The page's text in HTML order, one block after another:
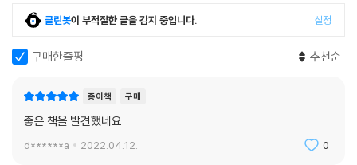
어갈 수 있는 광대한 식물의 왕국”에(147면) 발을 들인 것이다. 모든 생명
이 저마다의 목적으로 충만한 세계, 인간의 문명이 무용해지는 세계, 철저
하게 자연의 리듬에 따라 살아가는 세계에 나는 압도당하고 거기서 만난
여인과 사랑에 빠진다. 태양 아래 아무 거리낄 것 없는 삶에서 드문 행복을
과, 자연과 하나가 되어 살아갈 것을 꿈꾼다. 그러나 그 꿈은 남편을 찾아내
일상으로 복귀시키려는 아내 루스의 계획으로 좌절되는 듯싶고, 간신히 벗
어난 내가 다시 찾은 강가 나무들에는 시원의 세계로 가는 표지가 씻은 듯
클린봇이 부적절한 글을 감지 중입니다. 설정
구매한줄평 추천순
종이책 구매
좋은 책을 발견했네요
d******a 2022.04.12. 0